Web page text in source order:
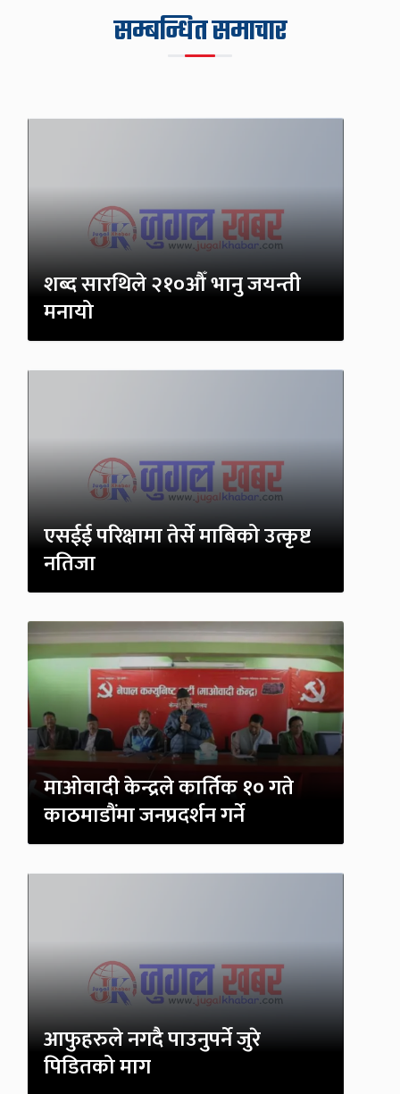
सम्बन्धित समाचार
शब्द सारथिले २१०औँ भानु जयन्ती
मनायो
एसईई परिक्षामा तेर्से माबिको उत्कृष्ट
नतिजा
माओवादी केन्द्रले कार्तिक १० गते
काठमाडौंमा जनप्रदर्शन गर्ने
आफुहरुले नगदै पाउनुपर्ने जुरे
पिडितको माग